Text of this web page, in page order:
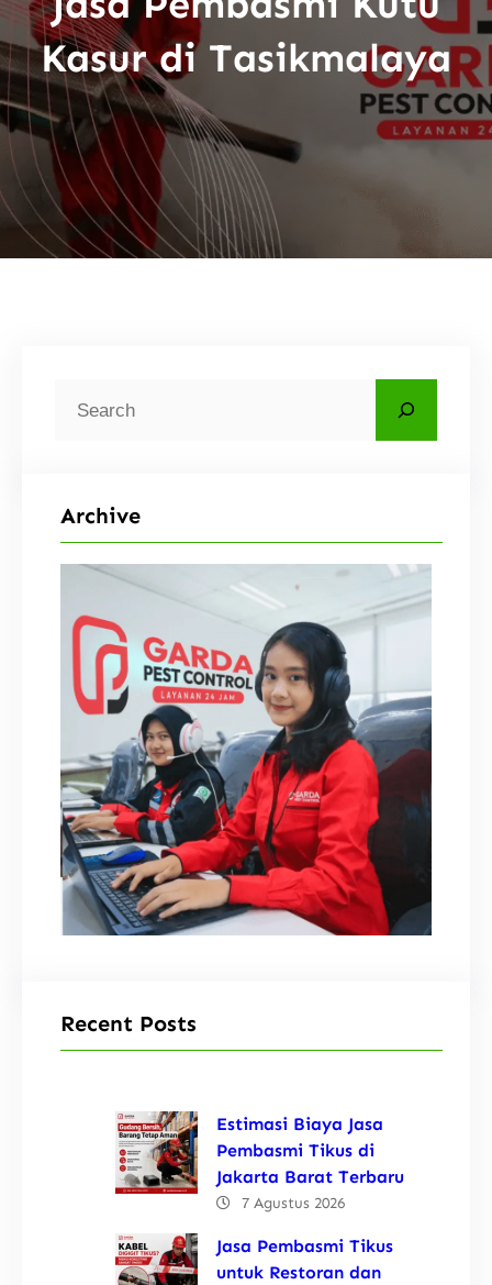
Kasur di Tasikmalaya
Archive
Recent Posts
Estimasi Biaya Jasa
Pembasmi Tikus di
Jakarta Barat Terbaru
7 Agustus 2026
Jasa Pembasmi Tikus
untuk Restoran dan